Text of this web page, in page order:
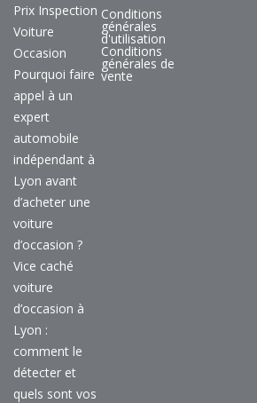
Prix Inspection
Voiture
Occasion
Pourquoi faire
appel à un
expert
automobile
indépendant à
Lyon avant
d’acheter une
voiture
d’occasion ?
Vice caché
voiture
d’occasion à
Lyon :
comment le
détecter et
quels sont vos
Conditions
générales
d'utilisation
Conditions
générales de
vente